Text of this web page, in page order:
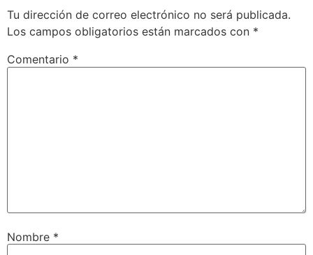
Tu dirección de correo electrónico no será publicada.
Los campos obligatorios están marcados con *
Comentario *
Nombre *